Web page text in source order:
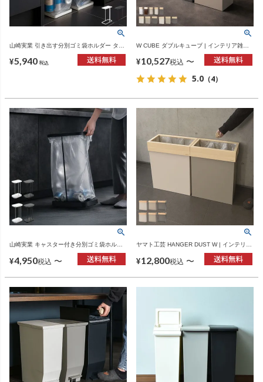
山崎実業 引き出す分別ゴミ袋ホルダー タワ
ワーシリーズ・ゴミ箱
¥5,940 税込
W CUBE ダブルキューブ | インテリア雑
¥10,527税込 〜
5.0 （4）
山崎実業 キャスター付き分別ゴミ袋ホルダ
ー LUCE ルーチェ | インテリア雑貨・ゴミ
箱
¥4,950税込 〜
ヤマト工芸 HANGER DUST W | インテリア
¥12,800税込 〜